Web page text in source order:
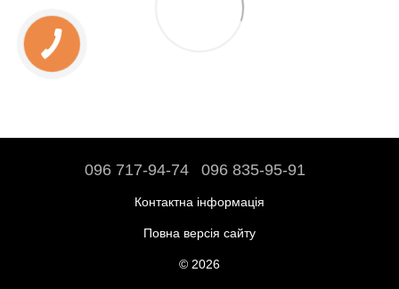
096 717-94-74 096 835-95-91
Контактна інформація
Повна версія сайту
© 2026